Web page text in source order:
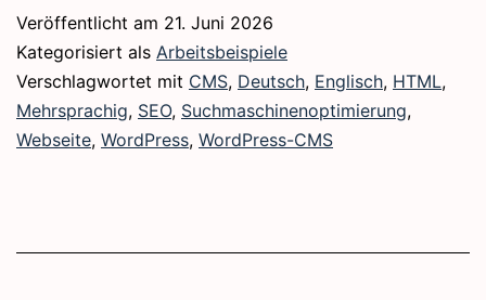
Veröffentlicht am 21. Juni 2026
Kategorisiert als Arbeitsbeispiele
Verschlagwortet mit CMS, Deutsch, Englisch, HTML,
Mehrsprachig, SEO, Suchmaschinenoptimierung,
Webseite, WordPress, WordPress-CMS